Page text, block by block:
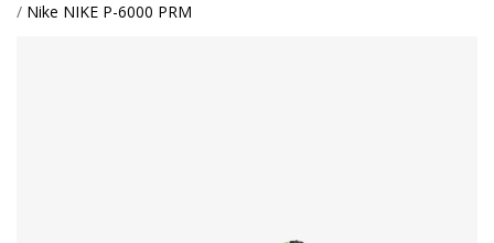
Nike NIKE P-6000 PRM